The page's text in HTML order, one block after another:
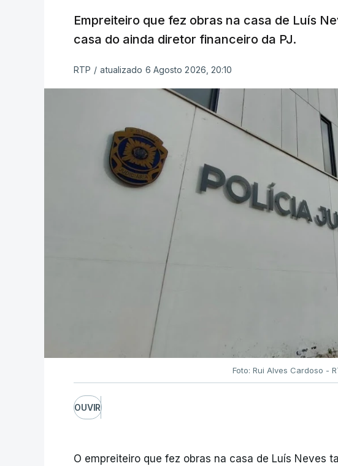
Empreiteiro que fez obras na casa de Luís
casa do ainda diretor financeiro da PJ.
RTP / atualizado 6 Agosto 2026, 20:10
Foto: Rui Alves Cardoso -
OUVIR
O empreiteiro que fez obras na casa de Luís Neves